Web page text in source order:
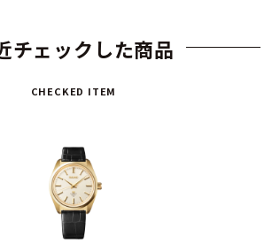
チェックした商品
CHECKED ITEM